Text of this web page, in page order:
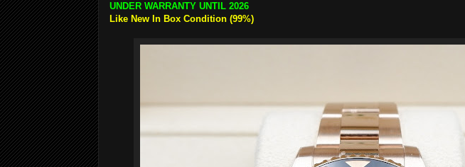
UNDER WARRANTY UNTIL 2026
Like New In Box Condition (99%)